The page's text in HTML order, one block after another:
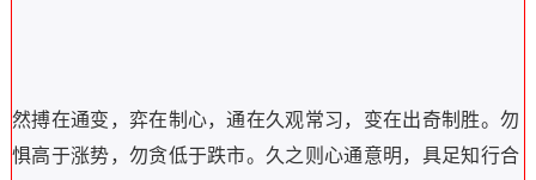
然搏在通变，弈在制心，通在久观常习，变在出奇制胜。勿
惧高于涨势，勿贪低于跌市。久之则心通意明，具足知行合